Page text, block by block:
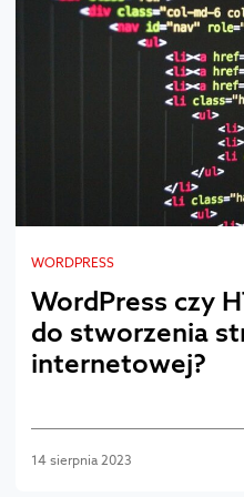
WORDPRESS
WordPress czy
do stworzenia
internetowej?
14 sierpnia 2023